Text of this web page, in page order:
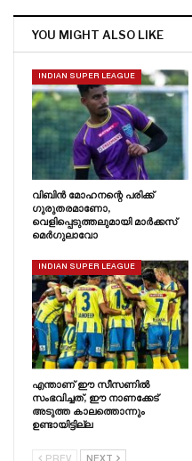
YOU MIGHT ALSO LIKE
INDIAN SUPER LEAGUE
വിബിൻ മോഹനന്റെ പരിക്ക്
ഗുരുതരമാണോ,
വെളിപ്പെടുത്തലുമായി മാർക്കസ്
മെർഗുലാവോ
INDIAN SUPER LEAGUE
എന്താണ് ഈ സീസണിൽ
സംഭവിച്ചത്, ഈ നാണക്കേട്
അടുത്ത കാലത്തൊന്നും
ഉണ്ടായിട്ടില്ല